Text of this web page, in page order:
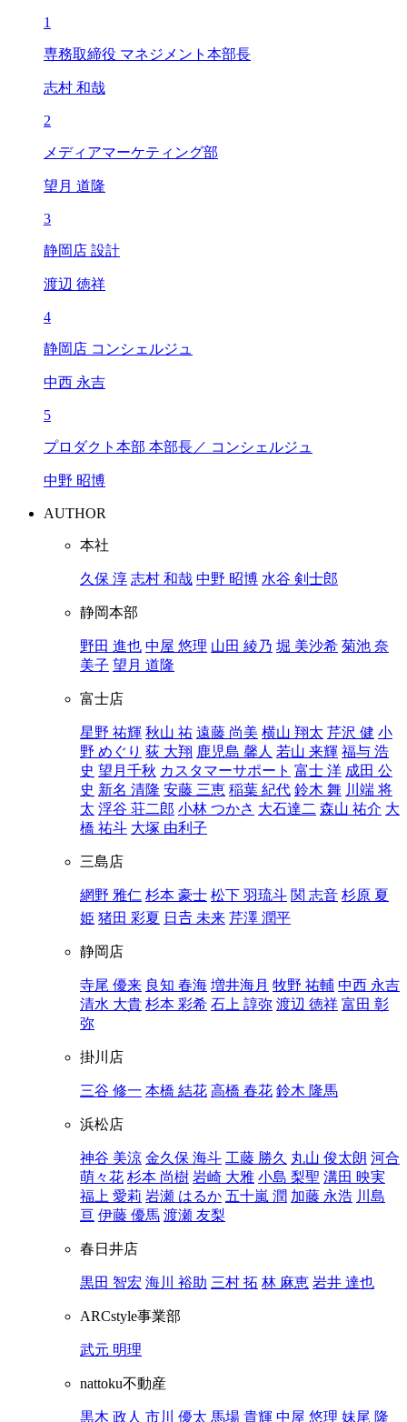
1
専務取締役 マネジメント本部長
志村 和哉
2
メディアマーケティング部
望月 道隆
3
静岡店 設計
渡辺 徳祥
4
静岡店 コンシェルジュ
中西 永吉
5
プロダクト本部 本部長／ コンシェルジュ
中野 昭博
AUTHOR
本社
久保 淳 志村 和哉 中野 昭博 水谷 剣士郎
静岡本部
野田 進也 中屋 悠理 山田 綾乃 堀 美沙希 菊池 奈
美子 望月 道隆
富士店
星野 祐輝 秋山 祐 遠藤 尚美 横山 翔太 芹沢 健 小
野 めぐり 荻 大翔 鹿児島 馨人 若山 来輝 福与 浩
史 望月千秋 カスタマーサポート 富士 洋 成田 公
史 新名 清隆 安藤 三恵 稲葉 紀代 鈴木 舞 川端 将
太 浮谷 荘二郎 小林 つかさ 大石達二 森山 祐介 大
橋 祐斗 大塚 由利子
三島店
網野 雅仁 杉本 豪士 松下 羽琉斗 関 志音 杉原 夏
姫 猪田 彩夏 日𠮷 未来 芹澤 潤平
静岡店
寺尾 優来 良知 春海 増井海月 牧野 祐輔 中西 永吉
清水 大貴 杉本 彩希 石上 諄弥 渡辺 徳祥 富田 彰
弥
掛川店
三谷 修一 本橋 結花 高橋 春花 鈴木 隆馬
浜松店
神谷 美涼 金久保 海斗 工藤 勝久 丸山 俊太朗 河合
萌々花 杉本 尚樹 岩崎 大雅 小島 梨聖 溝田 映実
福上 愛莉 岩瀬 はるか 五十嵐 潤 加藤 永浩 川島
亘 伊藤 優馬 渡瀬 友梨
春日井店
黒田 智宏 海川 裕助 三村 拓 林 麻恵 岩井 達也
ARCstyle事業部
武元 明理
nattoku不動産
黒木 政人 市川 優太 馬場 貴輝 中屋 悠理 妹尾 隆